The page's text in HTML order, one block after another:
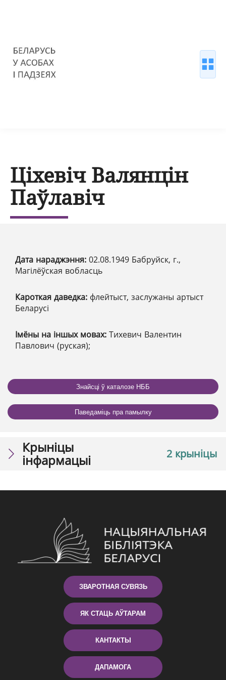
Ціхевіч Валянцін
Паўлавіч
Дата нараджэння: 02.08.1949 Бабруйск, г.,
Магілёўская вобласць
Кароткая даведка: флейтыст, заслужаны артыст
Беларусі
Імёны на іншых мовах: Тихевич Валентин
Павлович (руская);
Знайсці ў каталозе НББ
Паведаміць пра памылку
2 крыніцы
Крыніцы
інфармацыі
ЗВАРОТНАЯ СУВЯЗЬ
ЯК СТАЦЬ АЎТАРАМ
КАНТАКТЫ
ДАПАМОГА